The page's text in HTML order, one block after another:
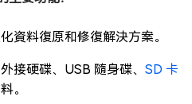
資料復原和修復解決方案。
接硬碟、USB 隨身碟、 SD 卡
。